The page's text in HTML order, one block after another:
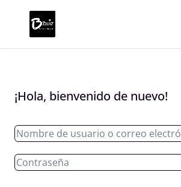
¡Hola, bienvenido de nuevo!